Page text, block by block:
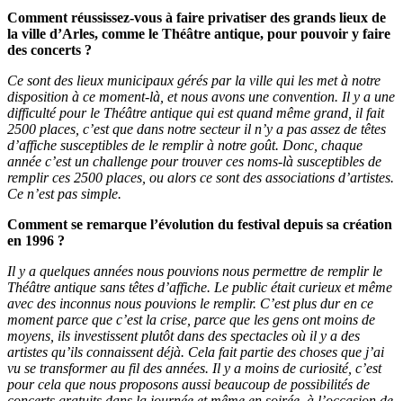
Comment réussissez-vous à faire privatiser des grands lieux de
la ville d’Arles, comme le Théâtre antique, pour pouvoir y faire
des concerts ?
Ce sont des lieux municipaux gérés par la ville qui les met à notre
disposition à ce moment-là, et nous avons une convention. Il y a une
difficulté pour le Théâtre antique qui est quand même grand, il fait
2500 places, c’est que dans notre secteur il n’y a pas assez de têtes
d’affiche susceptibles de le remplir à notre goût. Donc, chaque
année c’est un challenge pour trouver ces noms-là susceptibles de
remplir ces 2500 places, ou alors ce sont des associations d’artistes.
Ce n’est pas simple.
Comment se remarque l’évolution du festival depuis sa création
en 1996 ?
Il y a quelques années nous pouvions nous permettre de remplir le
Théâtre antique sans têtes d’affiche. Le public était curieux et même
avec des inconnus nous pouvions le remplir. C’est plus dur en ce
moment parce que c’est la crise, parce que les gens ont moins de
moyens, ils investissent plutôt dans des spectacles où il y a des
artistes qu’ils connaissent déjà. Cela fait partie des choses que j’ai
vu se transformer au fil des années. Il y a moins de curiosité, c’est
pour cela que nous proposons aussi beaucoup de possibilités de